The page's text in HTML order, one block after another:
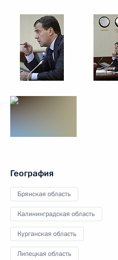
География
Брянская область
Калининградская область
Курганская область
Липецкая область